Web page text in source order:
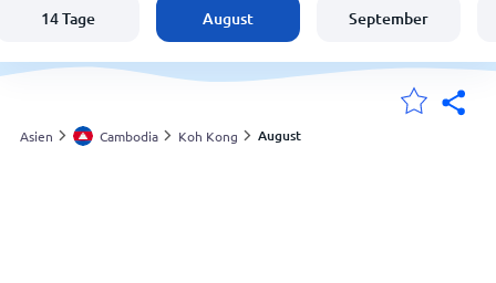
Schweiz
Deutschland
14 Tage August September
Asien Cambodia Koh Kong August